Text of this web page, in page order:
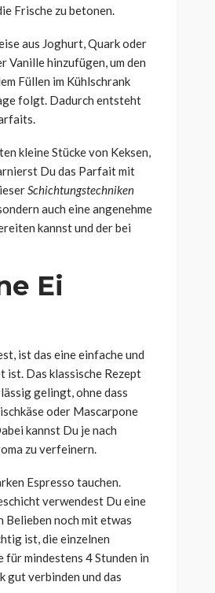
Frische zu betonen.
aus Joghurt, Quark oder
Vanille hinzufügen, um den
Füllen im Kühlschrank
folgt. Dadurch entsteht
kleine Stücke von Keksen,
Du das Parfait mit
Schichtungstechniken
auch eine angenehme
kannst und der bei
Ei
ist das eine einfache und
ist. Das klassische Rezept
gelingt, ohne dass
oder Mascarpone
kannst Du je nach
zu verfeinern.
Espresso tauchen.
verwendest Du eine
Belieben noch mit etwas
ist, die einzelnen
für mindestens 4 Stunden in
gut verbinden und das